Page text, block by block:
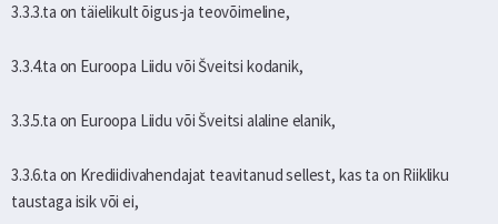
3.3.3.ta on täielikult õigus-ja teovõimeline,
3.3.4.ta on Euroopa Liidu või Šveitsi kodanik,
3.3.5.ta on Euroopa Liidu või Šveitsi alaline elanik,
3.3.6.ta on Krediidivahendajat teavitanud sellest, kas ta on Riikliku
taustaga isik või ei,